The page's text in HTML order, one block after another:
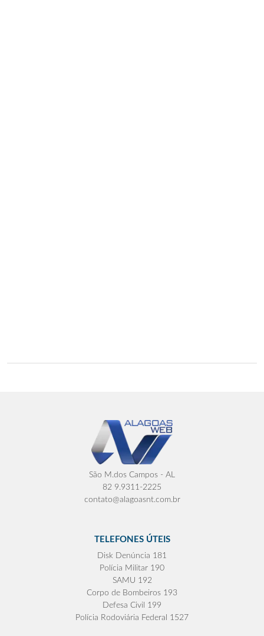
São M.dos Campos - AL
82 9.9311-2225
contato@alagoasnt.com.br
TELEFONES ÚTEIS
Disk Denúncia 181
Polícia Militar 190
SAMU 192
Corpo de Bombeiros 193
Defesa Civil 199
Polícia Rodoviária Federal 1527